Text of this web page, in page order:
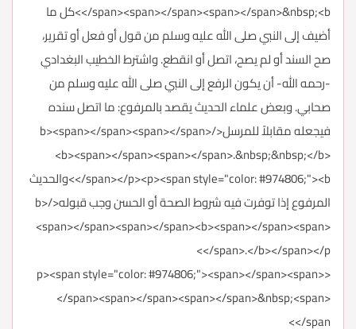
</span><span></span><span></span>&nbsp;<b>كل ما
أضيف إلى النبي صلى الله عليه وسلم من قول أو فعل أو تقرير،
صح السند أو لم يصح، اتصل أو انقطع. واشترط الخطيب البغدادي
-رحمه الله- أن يكون الرفع إلى النبي صلى الله عليه وسلم من
صحابي. وبعض علماء الحديث يقصد بالمرفوع: ما اتصل سنده
فيجعله مقابلاً للمرسل</b><span></span><span></span>
<b><span></span><span></span>.&nbsp;&nbsp;</b>
</span></p><p><span style="color: #974806;"><b>والحديث
المرفوع إذا توفرت فيه شروط الصحة أو الحسن وجب قبوله</b>
<span></span><span></span><b><span></span><span>
</span>.</b></span></p>
<p><span style="color: #974806;"><span></span><span>
</span><span></span><span></span>&nbsp;<span>
</span>